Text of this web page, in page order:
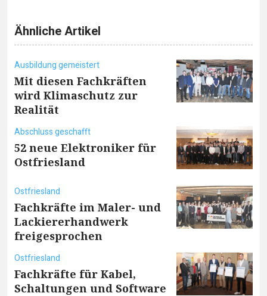
Ähnliche Artikel
Ausbildung gemeistert
Mit diesen Fachkräften
wird Klimaschutz zur
Realität
Abschluss geschafft
52 neue Elektroniker für
Ostfriesland
Ostfriesland
Fachkräfte im Maler- und
Lackiererhandwerk
freigesprochen
Ostfriesland
Fachkräfte für Kabel,
Schaltungen und Software